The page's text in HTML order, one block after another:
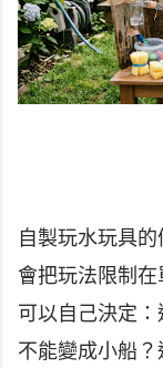
自製玩水玩具
會把玩法限制
可以自己決定
不能變成小船